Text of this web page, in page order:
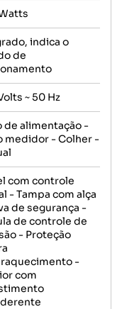
indica o
de
~ 50 Hz
de alimentação -
medidor - Colher -
com controle
- Tampa com alça
de segurança -
de controle de
- Proteção
-
com